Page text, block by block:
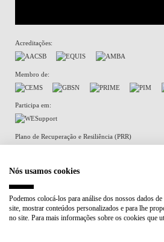
Acreditações:
Membro de:
Participa em:
Plano de Recuperação e Resiliência (PRR)
Política de Privacidade
Nós usamos cookies
Podemos colocá-los para análise dos nossos dados
site, mostrar conteúdos personalizados e para lhe
no site. Para mais informações sobre os cookies que